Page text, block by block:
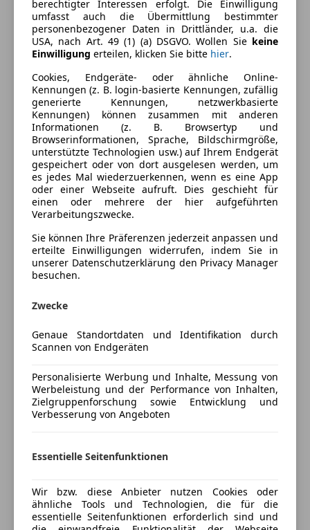
Ausstattung
Komfort
360° Kamera
Beheizbare Frontscheibe
Berganfahrassistent
Einparkhilfe
Einparkhilfe Rückfahrkamera
Einparkhilfe selbstlenkendes System
Einparkhilfe Sensoren hinten
Einparkhilfe Sensoren vorne
Getönte Scheiben
Head-up display
Klimaautomatik
Lichtsensor
Luftfederung
Multifunktionslenkrad
Schlüssellose Zentralverriegelung
Sitzheizung
Sitzheizung hinten
DAB-Radio
Radio
USB
Mehr anzeigen
Farbe und Innenausstattung
Außenfarbe
Grau
Lackierung
Metallic
Farbe der
Innenausstattung
Beige
Innenausstattung Alcantara
Fahrzeugbeschreibung
Fahrzeug befindet sich in TOP Zustand
Externes Gutachten Feb 2026 liegt vor
8Fach Bereifung mit AMG Felgen
Service gefelgt beim Vertragshändler
bei Interesse können sie sich gerne melden
Preisbewertung
Mehr anzeigen
berechtigter Interessen erfolgt. Die Einwilligung
umfasst auch die Übermittlung bestimmter
personenbezogener Daten in Drittländer, u.a. die
USA, nach Art. 49 (1) (a) DSGVO. Wollen Sie keine
Einwilligung erteilen, klicken Sie bitte hier.
Cookies, Endgeräte- oder ähnliche Online-
Kennungen (z. B. login-basierte Kennungen, zufällig
generierte Kennungen, netzwerkbasierte
Kennungen) können zusammen mit anderen
Informationen (z. B. Browsertyp und
Browserinformationen, Sprache, Bildschirmgröße,
unterstützte Technologien usw.) auf Ihrem Endgerät
gespeichert oder von dort ausgelesen werden, um
es jedes Mal wiederzuerkennen, wenn es eine App
oder einer Webseite aufruft. Dies geschieht für
einen oder mehrere der hier aufgeführten
Verarbeitungszwecke.
Sie können Ihre Präferenzen jederzeit anpassen und
erteilte Einwilligungen widerrufen, indem Sie in
unserer Datenschutzerklärung den Privacy Manager
besuchen.
Zwecke
Genaue Standortdaten und Identifikation durch
Scannen von Endgeräten
Personalisierte Werbung und Inhalte, Messung von
Werbeleistung und der Performance von Inhalten,
Zielgruppenforschung sowie Entwicklung und
Verbesserung von Angeboten
Essentielle Seitenfunktionen
Wir bzw. diese Anbieter nutzen Cookies oder
ähnliche Tools und Technologien, die für die
essentielle Seitenfunktionen erforderlich sind und